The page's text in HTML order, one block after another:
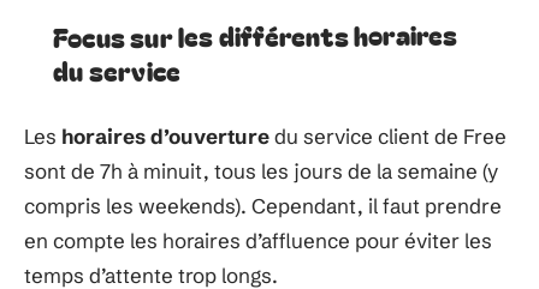
Focus sur les différents horaires
du service
Les horaires d’ouverturedu service client de Free
sont de 7h à minuit, tous les jours de la semaine (y
compris les weekends). Cependant, il faut prendre
en compte les horaires d’affluence pour éviter les
temps d’attente trop longs.